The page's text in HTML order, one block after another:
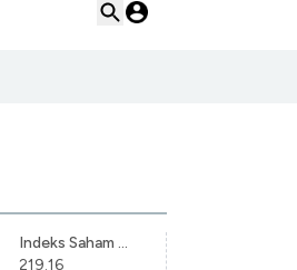
Indeks Saham Syariah Indonesia
219.16